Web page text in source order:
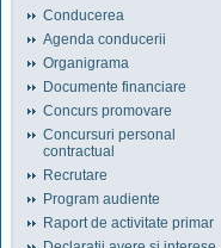
Conducerea
Agenda conducerii
Organigrama
Documente financiare
Concurs promovare
Concursuri personal
contractual
Recrutare
Program audiente
Raport de activitate primar